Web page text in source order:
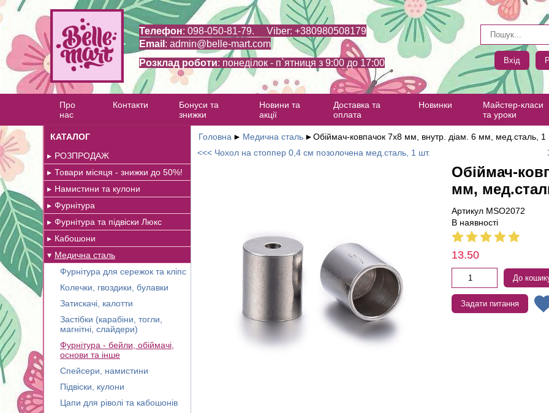
Телефон: 098-050-81-79. Viber: +380980508179
Email : admin@belle-mart.com
Розклад роботи: понеділок - п`ятниця з 9:00 до 17:00 Вхід
Про
нас
Контакти
Бонуси та
знижки
Новини та
акції
Доставка та
оплата
Новинки
Майстер-класи
та уроки
КАТАЛОГ
РОЗПРОДАЖ
Товари місяця - знижки до 50%!
Намистини та кулони
Фурнітура
Фурнітура та підвіски Люкс
Кабошони
Медична сталь
Фурнітура для сережок та кліпс
Колечки, гвоздики, булавки
Затискачі, калотти
Застібки (карабіни, тогли,
магнітні, слайдери)
Фурнітура - бейли, обіймачі,
основи та інше
Спейсери, намистини
Підвіски, кулони
Цапи для ріволі та кабошонів
Головна ► Медична сталь ►Обіймач-ковпачок 7х8 мм, внутр. діам. 6 мм, мед.сталь, 1
<<< Чохол на стоппер 0,4 см позолочена мед.сталь, 1 шт.
Обіймач-
мм,
Артикул MSO2072
В наявності
13.50
До
Задати питання